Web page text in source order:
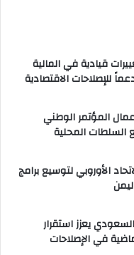
قيادية في المالية
للإصلاحات الاقتصادية
المؤتمر الوطني
السلطات المحلية
الأوروبي لتوسيع برامج
يعزز استقرار
في الإصلاحات